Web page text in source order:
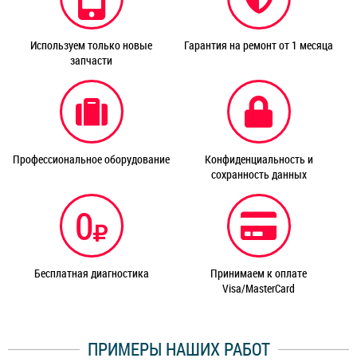
Используем только новые
запчасти
Гарантия на ремонт от 1 месяца
Профессиональное оборудование
Конфиденциальность и
сохранность данных
0
Бесплатная диагностика
Принимаем к оплате
Visa/MasterCard
ПРИМЕРЫ НАШИХ РАБОТ